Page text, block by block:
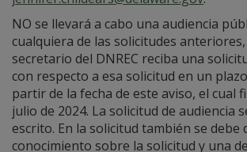
NO se llevará a cabo una audiencia
cualquiera de las solicitudes
secretario del DNREC reciba una
con respecto a esa solicitud en un
partir de la fecha de este aviso, el cual
julio de 2024. La solicitud de audiencia
escrito. En la solicitud también se debe
conocimiento sobre la solicitud y una